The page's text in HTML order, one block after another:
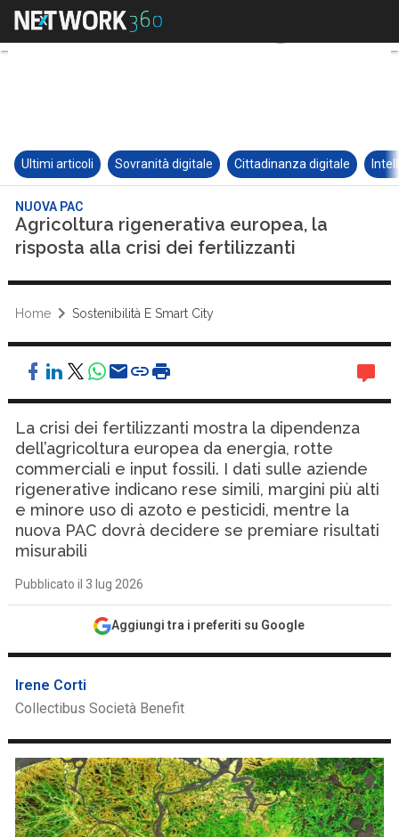
Ultimi articoli Sovranità digitale Cittadinanza digitale
NUOVA PAC
Agricoltura rigenerativa europea, la
risposta alla crisi dei fertilizzanti
Home Sostenibilità E Smart City
La crisi dei fertilizzanti mostra la dipendenza
dell’agricoltura europea da energia, rotte
commerciali e input fossili. I dati sulle aziende
rigenerative indicano rese simili, margini più alti
e minore uso di azoto e pesticidi, mentre la
nuova PAC dovrà decidere se premiare risultati
misurabili
Pubblicato il 3 lug 2026
Aggiungi tra i preferiti su Google
Irene Corti
Collectibus Società Benefit